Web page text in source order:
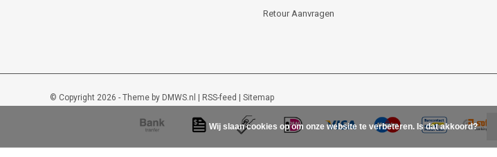
Retour Aanvragen
© Copyright 2026 - Theme by DMWS.nl | RSS-feed | Sitemap
Lockout-tagout-shop 9/10-48beoordelingen opKiyoh
Wij slaan cookies op om onze website te verbeteren. Is dat akkoord?